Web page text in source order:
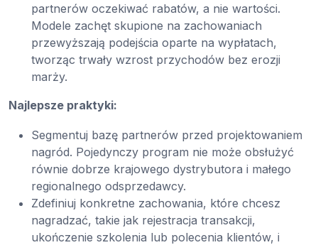
partnerów oczekiwać rabatów, a nie wartości.
Modele zachęt skupione na zachowaniach
przewyższają podejścia oparte na wypłatach,
tworząc trwały wzrost przychodów bez erozji
marży.
Najlepsze praktyki:
Segmentuj bazę partnerów przed projektowaniem
nagród. Pojedynczy program nie może obsłużyć
równie dobrze krajowego dystrybutora i małego
regionalnego odsprzedawcy.
Zdefiniuj konkretne zachowania, które chcesz
nagradzać, takie jak rejestracja transakcji,
ukończenie szkolenia lub polecenia klientów, i